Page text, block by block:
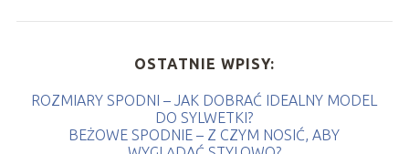
OSTATNIE WPISY:
ROZMIARY SPODNI – JAK DOBRAĆ IDEALNY MODEL
DO SYLWETKI?
BEŻOWE SPODNIE – Z CZYM NOSIĆ, ABY